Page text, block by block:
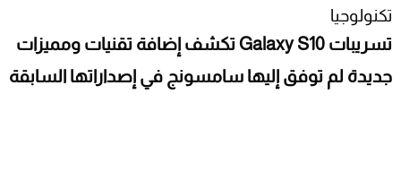
تكنولوجيا
تسريبات Galaxy S10 تكشف إضافة تقنيات ومميزات
جديدة لم توفق إليها سامسونج في إصداراتها السابقة